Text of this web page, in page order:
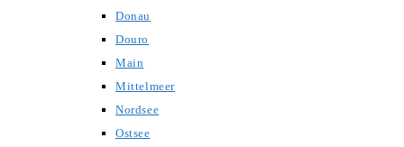
Donau
Douro
Main
Mittelmeer
Nordsee
Ostsee